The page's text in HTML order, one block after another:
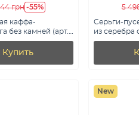
грн -55%
каффа-
без камней (арт.
Купить
5
Серьги-
из серебра
7518/577сп)
New